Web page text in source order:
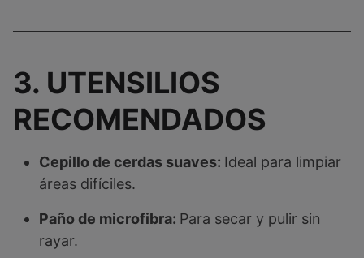
3. UTENSILIOS
RECOMENDADOS
Cepillo de cerdas suaves: Ideal para limpiar
áreas difíciles.
Paño de microfibra: Para secar y pulir sin
rayar.